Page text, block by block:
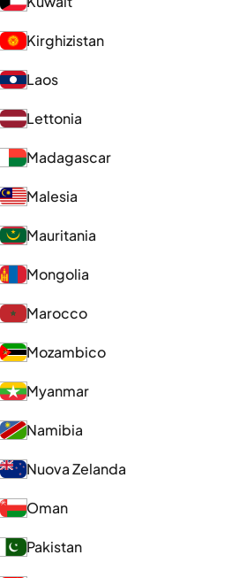
Kirghizistan
Laos
Lettonia
Madagascar
Malesia
Mauritania
Mongolia
Marocco
Mozambico
Myanmar
Namibia
Nuova Zelanda
Oman
Pakistan